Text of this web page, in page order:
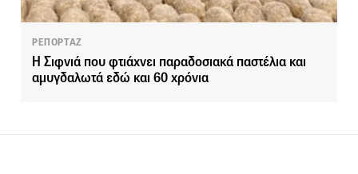
ΡΕΠΟΡΤΑΖ
Η Σιφνιά που φτιάχνει παραδοσιακά παστέλια και
αμυγδαλωτά εδώ και 60 χρόνια